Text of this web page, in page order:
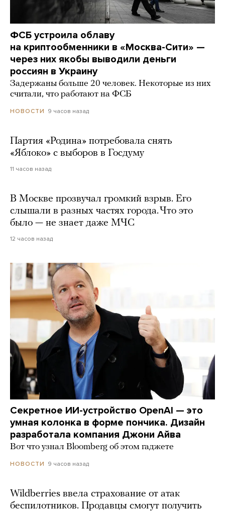
ФСБ устроила облаву
на криптообменники в «Москва-Сити» —
через них якобы выводили деньги
россиян в Украину
Задержаны больше 20 человек. Некоторые из них
считали, что работают на ФСБ
НОВОСТИ 9 часов назад
Партия «Родина» потребовала снять
«Яблоко» с выборов в Госдуму
11 часов назад
В Москве прозвучал громкий взрыв. Его
слышали в разных частях города. Что это
было — не знает даже МЧС
12 часов назад
Секретное ИИ-устройство OpenAI — это
умная колонка в форме пончика. Дизайн
разработала компания Джони Айва
Вот что узнал Bloomberg об этом гаджете
НОВОСТИ 9 часов назад
Wildberries ввела страхование от атак
беспилотников. Продавцы смогут получить